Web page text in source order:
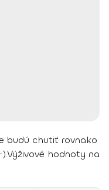
budú chutiť rovnako
Výživové hodnoty na